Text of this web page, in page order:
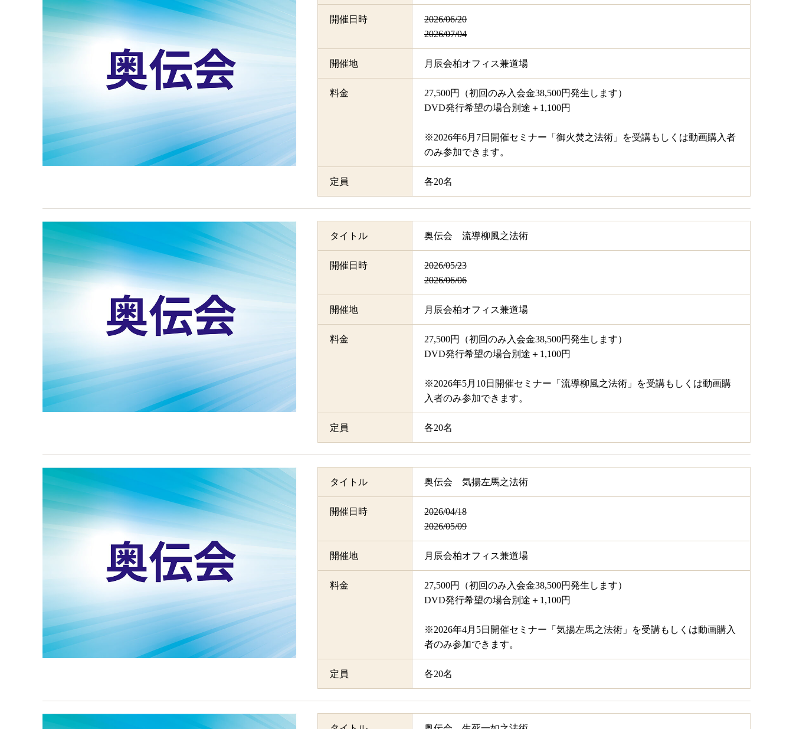
開催日時
2026/06/20
2026/07/04
開催地 月辰会柏オフィス兼道場
料金
27,500円（初回のみ入会金38,500円発生します）
DVD発行希望の場合別途＋1,100円
※2026年6月7日開催セミナー「御火焚之法術」を受講もしくは動画購入者
のみ参加できます。
定員 各20名
タイトル 奥伝会 流導柳風之法術
開催日時
2026/05/23
2026/06/06
開催地 月辰会柏オフィス兼道場
料金
27,500円（初回のみ入会金38,500円発生します）
DVD発行希望の場合別途＋1,100円
※2026年5月10日開催セミナー「流導柳風之法術」を受講もしくは動画購
入者のみ参加できます。
定員 各20名
タイトル 奥伝会 気揚左馬之法術
開催日時
2026/04/18
2026/05/09
開催地 月辰会柏オフィス兼道場
料金
27,500円（初回のみ入会金38,500円発生します）
DVD発行希望の場合別途＋1,100円
※2026年4月5日開催セミナー「気揚左馬之法術」を受講もしくは動画購入
者のみ参加できます。
定員 各20名